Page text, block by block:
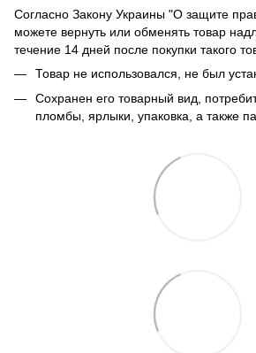
Согласно Закону Украины "О защите
можете вернуть или обменять товар
течение 14 дней после покупки такого
Товар не использовался, не был
Сохранен его товарный вид,
пломбы, ярлыки, упаковка, а также